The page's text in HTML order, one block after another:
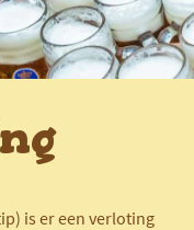
is er een verloting